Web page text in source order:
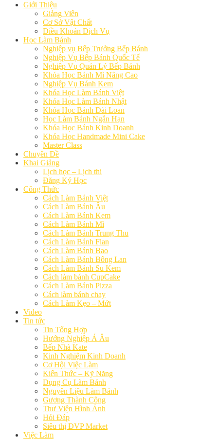
Giới Thiệu
Giảng Viên
Cơ Sở Vật Chất
Điều Khoản Dịch Vụ
Học Làm Bánh
Nghiệp vụ Bếp Trưởng Bếp Bánh
Nghiệp Vụ Bếp Bánh Quốc Tế
Nghiệp Vụ Quản Lý Bếp Bánh
Khóa Học Bánh Mì Nâng Cao
Nghiệp Vụ Bánh Kem
Khóa Học Làm Bánh Việt
Khóa Học Làm Bánh Nhật
Khóa Học Bánh Đài Loan
Học Làm Bánh Ngắn Hạn
Khóa Học Bánh Kinh Doanh
Khóa Học Handmade Mini Cake
Master Class
Chuyên Đề
Khai Giảng
Lịch học – Lịch thi
Đăng Ký Học
Công Thức
Cách Làm Bánh Việt
Cách Làm Bánh Âu
Cách Làm Bánh Kem
Cách Làm Bánh Mì
Cách Làm Bánh Trung Thu
Cách Làm Bánh Flan
Cách Làm Bánh Bao
Cách Làm Bánh Bông Lan
Cách Làm Bánh Su Kem
Cách làm bánh CupCake
Cách Làm Bánh Pizza
Cách làm bánh chay
Cách Làm Kẹo – Mứt
Video
Tin tức
Tin Tổng Hợp
Hướng Nghiệp Á Âu
Bếp Nhà Kate
Kinh Nghiệm Kinh Doanh
Cơ Hội Việc Làm
Kiến Thức – Kỹ Năng
Dụng Cụ Làm Bánh
Nguyên Liệu Làm Bánh
Gương Thành Công
Thư Viện Hình Ảnh
Hỏi Đáp
Siêu thị ĐVP Market
Việc Làm